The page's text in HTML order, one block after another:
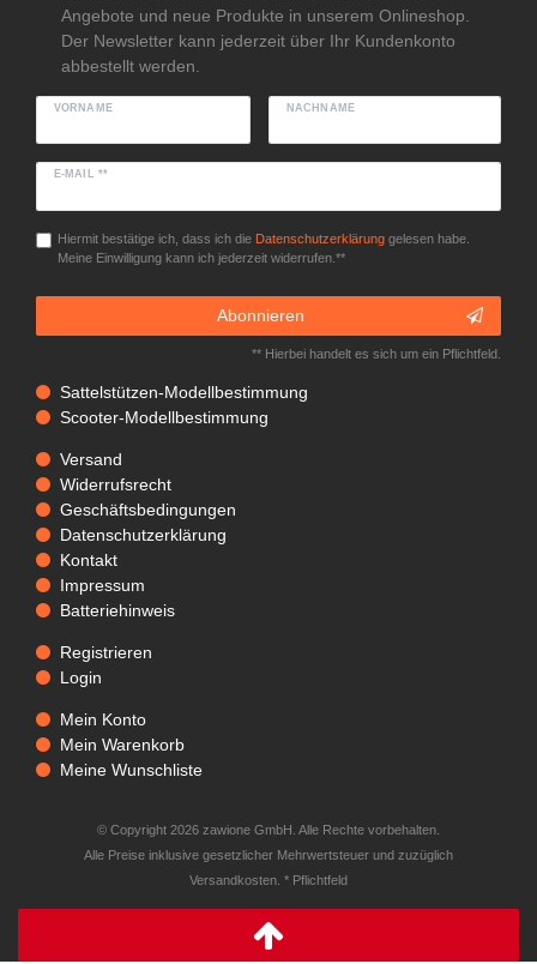
Angebote und neue Produkte in unserem Onlineshop.
Der Newsletter kann jederzeit über Ihr Kundenkonto
abbestellt werden.
VORNAME NACHNAME
E-MAIL **
Hiermit bestätige ich, dass ich die Daten­schutz­erklärunggelesen habe.
Meine Einwilligung kann ich jederzeit widerrufen.**
Abonnieren
** Hierbei handelt es sich um ein Pflichtfeld.
Sattelstützen-Modellbestimmung
Scooter-Modellbestimmung
Versand
Widerrufsrecht
Geschäftsbedingungen
Datenschutzerklärung
Kontakt
Impressum
Batteriehinweis
Registrieren
Login
Mein Konto
Mein Warenkorb
Meine Wunschliste
© Copyright 2026 zawione GmbH. Alle Rechte vorbehalten.
Alle Preise inklusive gesetzlicher Mehrwertsteuer und zuzüglich
Versandkosten. * Pflichtfeld